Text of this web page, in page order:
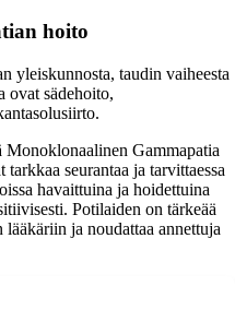
hoito
yleiskunnosta, taudin vaiheesta
ovat sädehoito,
Gammapatia
seurantaa ja tarvittaessa
havaittuina ja hoidettuina
Potilaiden on tärkeää
ja noudattaa annettuja